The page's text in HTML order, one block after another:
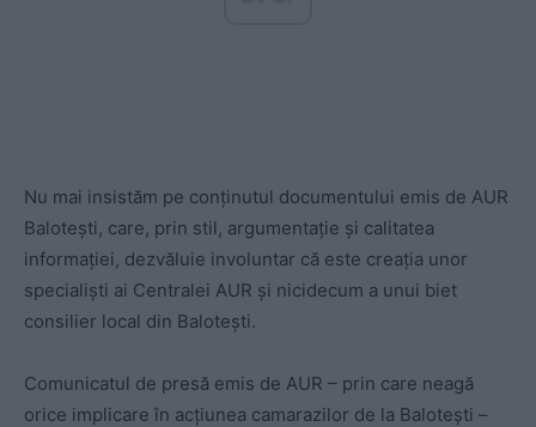
Nu mai insistăm pe conținutul documentului emis de AUR
Balotești, care, prin stil, argumentație și calitatea
informației, dezvăluie involuntar că este creația unor
specialiști ai Centralei AUR și nicidecum a unui biet
consilier local din Balotești.
Comunicatul de presă emis de AUR – prin care neagă
orice implicare în acțiunea camarazilor de la Balotești –